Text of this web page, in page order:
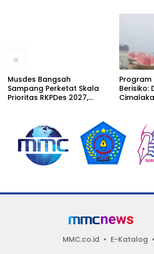
«
Musdes Bangsah
Sampang Perketat Skala
Prioritas RKPDes 2027,
pada pemerataan yang
seragam
Program
Berisiko:
MMC.co.id E-Katalog